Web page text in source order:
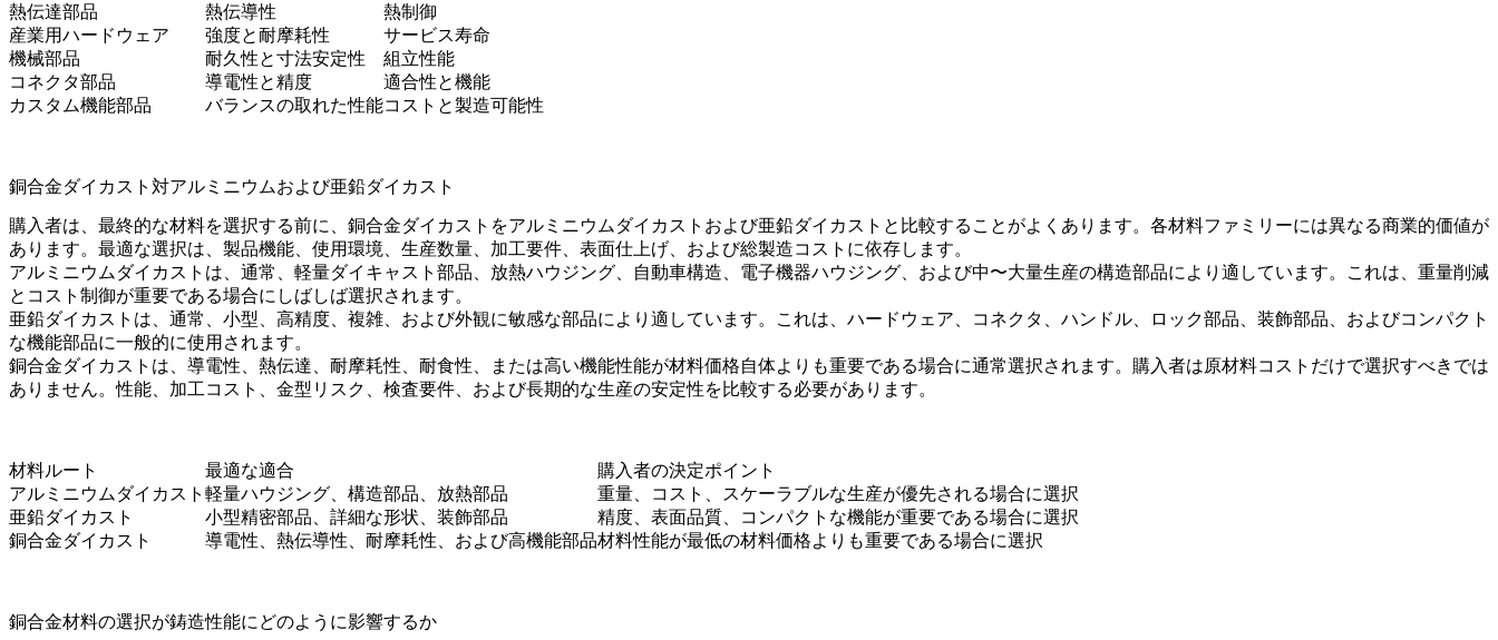
熱伝達部品
熱伝導性
熱制御
産業用ハードウェア
強度と耐摩耗性
サービス寿命
機械部品
耐久性と寸法安定性
組立性能
コネクタ部品
導電性と精度
適合性と機能
カスタム機能部品
バランスの取れた性能コストと製造可能性
銅合金ダイカスト対アルミニウムおよび亜鉛ダイカスト
購入者は、最終的な材料を選択する前に、銅合金ダイカストをアルミニウムダイカストおよび亜鉛ダイカストと比較することがよくあります。各材料ファミリーには異なる商業的価値が
あります。最適な選択は、製品機能、使用環境、生産数量、加工要件、表面仕上げ、および総製造コストに依存します。
アルミニウムダイカスト は、通常、軽量ダイキャスト部品、放熱ハウジング、自動車構造、電子機器ハウジング、および中〜大量生産の構造部品により適しています。これは、重量削減
とコスト制御が重要である場合にしばしば選択されます。
亜鉛ダイカスト は、通常、小型、高精度、複雑、および外観に敏感な部品により適しています。これは、ハードウェア、コネクタ、ハンドル、ロック部品、装飾部品、およびコンパクト
な機能部品に一般的に使用されます。
銅合金ダイカストは、導電性、熱伝達、耐摩耗性、耐食性、または高い機能性能が材料価格自体よりも重要である場合に通常選択されます。購入者は原材料コストだけで選択すべきでは
ありません。性能、加工コスト、金型リスク、検査要件、および長期的な生産の安定性を比較する必要があります。
材料ルート 最適な適合
購入者の決定ポイント
アルミニウムダイカスト 軽量ハウジング、構造部品、放熱部品
重量、コスト、スケーラブルな生産が優先される場合に選択
亜鉛ダイカスト
小型精密部品、詳細な形状、装飾部品
精度、表面品質、コンパクトな機能が重要である場合に選択
銅合金ダイカスト
導電性、熱伝導性、耐摩耗性、および高機能部品材料性能が最低の材料価格よりも重要である場合に選択
銅合金材料の選択が鋳造性能にどのように影響するか